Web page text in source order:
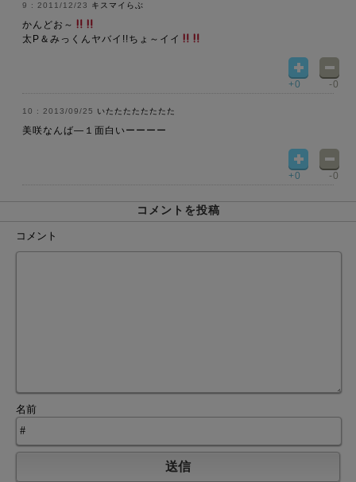
2011/12/23 キスマイらぶ
かんどお～
太P＆みっくんヤバイ!!ちょ～イイ
+0 -0
2013/09/25 いたたたたたたたた
美咲なんば―１面白いーーーー
+0 -0
コメントを投稿
コメント
名前